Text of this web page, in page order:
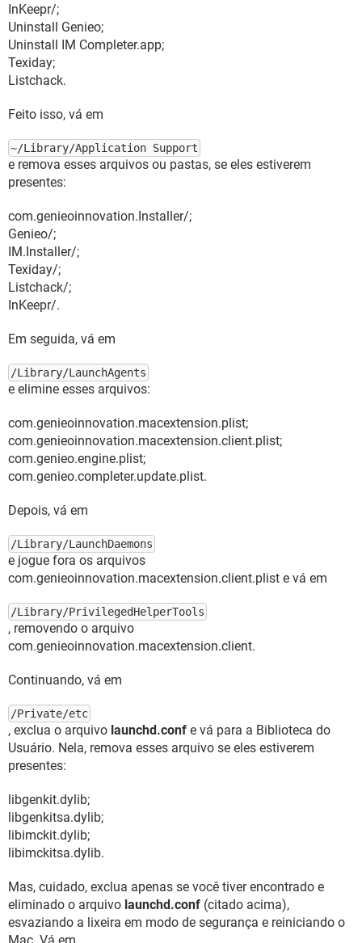
InKeepr/;
Uninstall Genieo;
Uninstall IM Completer.app;
Texiday;
Listchack.
Feito isso, vá em
~/Library/Application Support
e remova esses arquivos ou pastas, se eles estiverem
presentes:
com.genieoinnovation.Installer/;
Genieo/;
IM.Installer/;
Texiday/;
Listchack/;
InKeepr/.
Em seguida, vá em
/Library/LaunchAgents
e elimine esses arquivos:
com.genieoinnovation.macextension.plist;
com.genieoinnovation.macextension.client.plist;
com.genieo.engine.plist;
com.genieo.completer.update.plist.
Depois, vá em
/Library/LaunchDaemons
e jogue fora os arquivos
com.genieoinnovation.macextension.client.plist e vá em
/Library/PrivilegedHelperTools
, removendo o arquivo
com.genieoinnovation.macextension.client.
Continuando, vá em
/Private/etc
, exclua o arquivo launchd.conf e vá para a Biblioteca do
Usuário. Nela, remova esses arquivo se eles estiverem
presentes:
libgenkit.dylib;
libgenkitsa.dylib;
libimckit.dylib;
libimckitsa.dylib.
Mas, cuidado, exclua apenas se você tiver encontrado e
eliminado o arquivo launchd.conf (citado acima),
esvaziando a lixeira em modo de segurança e reiniciando o